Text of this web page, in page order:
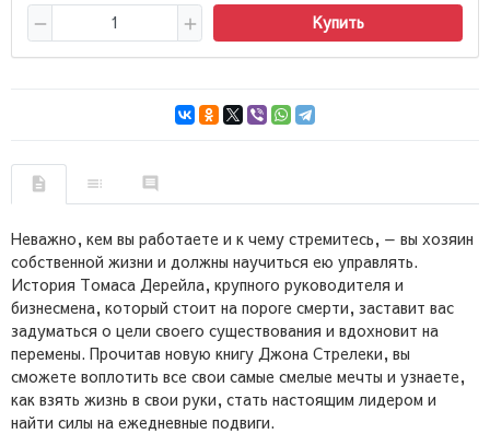
Купить
Неважно, кем вы работаете и к чему стремитесь, — вы хозяин
собственной жизни и должны научиться ею управлять.
История Томаса Дерейла, крупного руководителя и
бизнесмена, который стоит на пороге смерти, заставит вас
задуматься о цели своего существования и вдохновит на
перемены. Прочитав новую книгу Джона Стрелеки, вы
сможете воплотить все свои самые смелые мечты и узнаете,
как взять жизнь в свои руки, стать настоящим лидером и
найти силы на ежедневные подвиги.